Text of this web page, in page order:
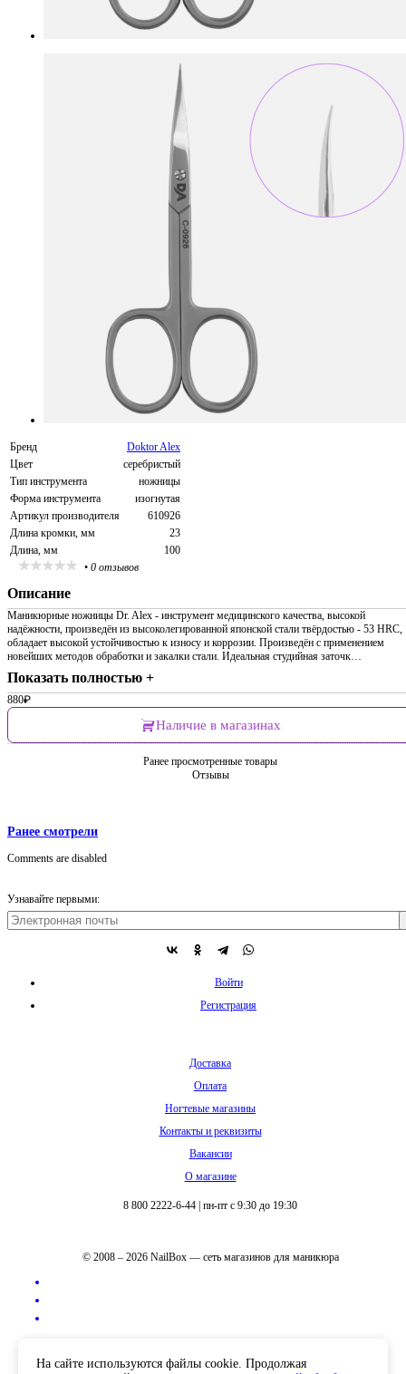
Бренд
Doktor Alex
Цвет
серебристый
Тип инструмента
ножницы
Форма инструмента
изогнутая
Артикул производителя
610926
Длина кромки, мм
23
Длина, мм
100
• 0 отзывов
Описание
Маникюрные ножницы Dr. Alex - инструмент медицинского качества, высокой
надёжности, произведён из высоколегированной японской стали твёрдостью - 53 HRC,
обладает высокой устойчивостью к износу и коррозии. Произведён с применением
новейших методов обработки и закалки стали. Идеальная студийная заточк…
Показать полностью +
880₽
Наличие в магазинах
Ранее просмотренные товары
Отзывы
Ранее смотрели
Comments are disabled
Узнавайте первыми:
Войти
Регистрация
Доставка
Оплата
Ногтевые магазины
Контакты и реквизиты
Вакансии
О магазине
8 800 2222-6-44 пн-пт с 9:30 до 19:30
© 2008 – 2026 NailBox — сеть магазинов для маникюра
На сайте используются файлы cookie. Продолжая